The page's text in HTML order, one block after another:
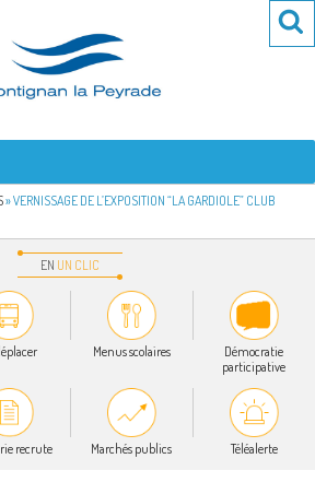
LA PEYRADE
»VERNISSAGE DE L’EXPOSITION “LA GARDIOLE” CLUB
EN UN CLIC
Menus scolaires
Démocratie
participative
recrute Marchés publics Téléalerte